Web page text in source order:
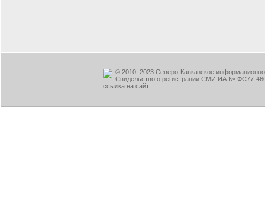
© 2010–2023 Северо-Кавказское
Свидельство о регистрации СМИ ИА № ФС77-
ссылка на сайт